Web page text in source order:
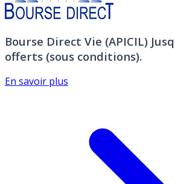
Bourse Direct Vie (APICIL)
offerts (sous conditions).
En savoir plus